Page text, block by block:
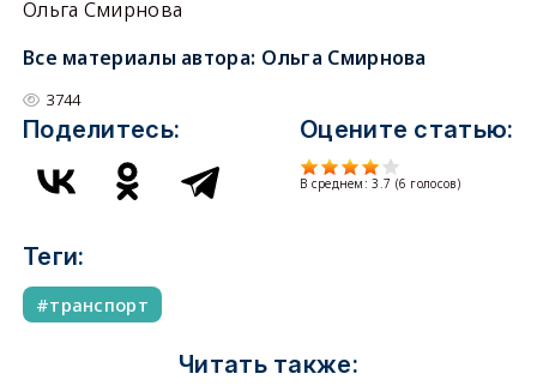
Ольга Смирнова
Все материалы автора: Ольга Смирнова
3744
Поделитесь: Оцените статью:
В среднем:3.7 (6 голосов)
Теги:
транспорт
Читать также: